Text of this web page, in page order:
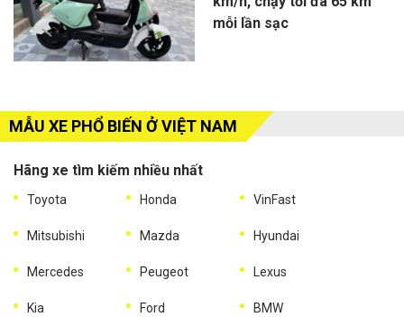
mỗi lần sạc
MẪU XE PHỔ BIẾN Ở VIỆT NAM
Hãng xe tìm kiếm nhiều nhất
Toyota Honda VinFast
Mitsubishi Mazda Hyundai
Mercedes Peugeot Lexus
Kia Ford BMW